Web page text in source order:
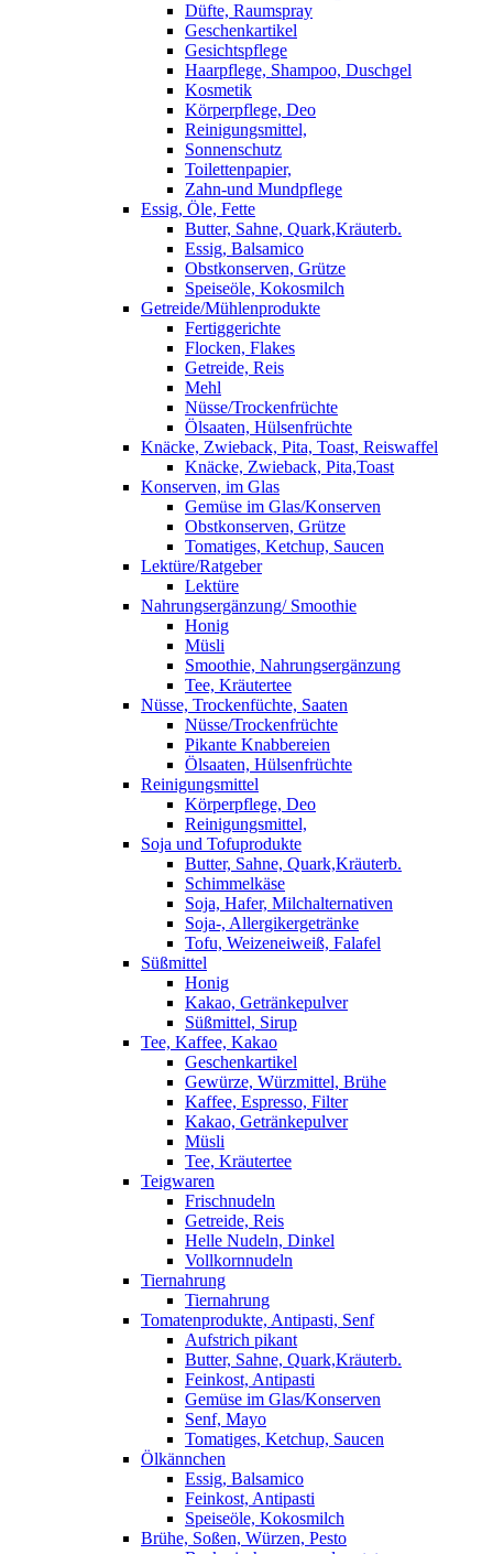
Düfte, Raumspray
Geschenkartikel
Gesichtspflege
Haarpflege, Shampoo, Duschgel
Kosmetik
Körperpflege, Deo
Reinigungsmittel,
Sonnenschutz
Toilettenpapier,
Zahn-und Mundpflege
Essig, Öle, Fette
Butter, Sahne, Quark,Kräuterb.
Essig, Balsamico
Obstkonserven, Grütze
Speiseöle, Kokosmilch
Getreide/Mühlenprodukte
Fertiggerichte
Flocken, Flakes
Getreide, Reis
Mehl
Nüsse/Trockenfrüchte
Ölsaaten, Hülsenfrüchte
Knäcke, Zwieback, Pita, Toast, Reiswaffel
Knäcke, Zwieback, Pita,Toast
Konserven, im Glas
Gemüse im Glas/Konserven
Obstkonserven, Grütze
Tomatiges, Ketchup, Saucen
Lektüre/Ratgeber
Lektüre
Nahrungsergänzung/ Smoothie
Honig
Müsli
Smoothie, Nahrungsergänzung
Tee, Kräutertee
Nüsse, Trockenfüchte, Saaten
Nüsse/Trockenfrüchte
Pikante Knabbereien
Ölsaaten, Hülsenfrüchte
Reinigungsmittel
Körperpflege, Deo
Reinigungsmittel,
Soja und Tofuprodukte
Butter, Sahne, Quark,Kräuterb.
Schimmelkäse
Soja, Hafer, Milchalternativen
Soja-, Allergikergetränke
Tofu, Weizeneiweiß, Falafel
Süßmittel
Honig
Kakao, Getränkepulver
Süßmittel, Sirup
Tee, Kaffee, Kakao
Geschenkartikel
Gewürze, Würzmittel, Brühe
Kaffee, Espresso, Filter
Kakao, Getränkepulver
Müsli
Tee, Kräutertee
Teigwaren
Frischnudeln
Getreide, Reis
Helle Nudeln, Dinkel
Vollkornnudeln
Tiernahrung
Tiernahrung
Tomatenprodukte, Antipasti, Senf
Aufstrich pikant
Butter, Sahne, Quark,Kräuterb.
Feinkost, Antipasti
Gemüse im Glas/Konserven
Senf, Mayo
Tomatiges, Ketchup, Saucen
Ölkännchen
Essig, Balsamico
Feinkost, Antipasti
Speiseöle, Kokosmilch
Brühe, Soßen, Würzen, Pesto